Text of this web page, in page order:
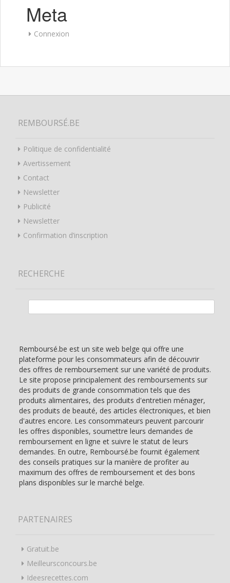
Meta
Connexion
REMBOURSÉ.BE
Politique de confidentialité
Avertissement
Contact
Newsletter
Publicité
Newsletter
Confirmation d’inscription
RECHERCHE
Remboursé.be est un site web belge qui offre une
plateforme pour les consommateurs afin de découvrir
des offres de remboursement sur une variété de produits.
Le site propose principalement des remboursements sur
des produits de grande consommation tels que des
produits alimentaires, des produits d'entretien ménager,
des produits de beauté, des articles électroniques, et bien
d'autres encore. Les consommateurs peuvent parcourir
les offres disponibles, soumettre leurs demandes de
remboursement en ligne et suivre le statut de leurs
demandes. En outre, Remboursé.be fournit également
des conseils pratiques sur la manière de profiter au
maximum des offres de remboursement et des bons
plans disponibles sur le marché belge.
PARTENAIRES
Gratuit.be
Meilleursconcours.be
Ideesrecettes.com